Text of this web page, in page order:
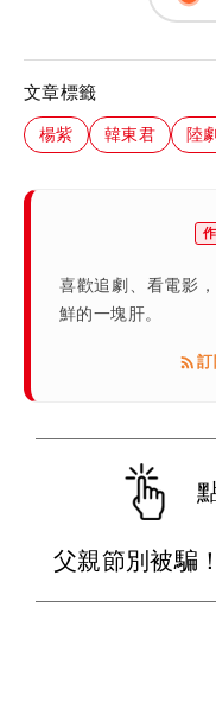
文章標籤
楊紫 韓東君 陸
喜歡追劇、看電影
鮮的一塊肝。
訂
父親節別被騙